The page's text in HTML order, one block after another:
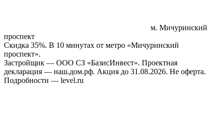
м. Мичуринский
проспект
Скидка 35%. В 10 минутах от метро «Мичуринский
проспект».
Застройщик — ООО СЗ «БазисИнвест». Проектная
декларация — наш.дом.рф. Акция до 31.08.2026. Не оферта.
Подробности — level.ru